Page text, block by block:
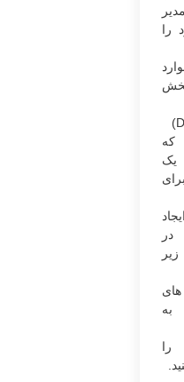
را
(Database)
که
را